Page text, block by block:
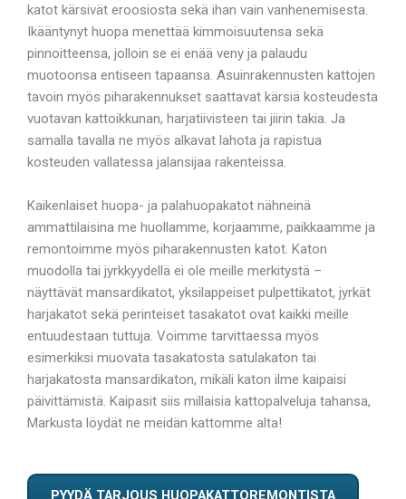
katot kärsivät eroosiosta sekä ihan vain vanhenemisesta.
Ikääntynyt huopa menettää kimmoisuutensa sekä
pinnoitteensa, jolloin se ei enää veny ja palaudu
muotoonsa entiseen tapaansa. Asuinrakennusten kattojen
tavoin myös piharakennukset saattavat kärsiä kosteudesta
vuotavan kattoikkunan, harjatiivisteen tai jiirin takia. Ja
samalla tavalla ne myös alkavat lahota ja rapistua
kosteuden vallatessa jalansijaa rakenteissa.
Kaikenlaiset huopa- ja palahuopakatot nähneinä
ammattilaisina me huollamme, korjaamme, paikkaamme ja
remontoimme myös piharakennusten katot. Katon
muodolla tai jyrkkyydellä ei ole meille merkitystä –
näyttävät mansardikatot, yksilappeiset pulpettikatot, jyrkät
harjakatot sekä perinteiset tasakatot ovat kaikki meille
entuudestaan tuttuja. Voimme tarvittaessa myös
esimerkiksi muovata tasakatosta satulakaton tai
harjakatosta mansardikaton, mikäli katon ilme kaipaisi
päivittämistä. Kaipasit siis millaisia kattopalveluja tahansa,
Markusta löydät ne meidän kattomme alta!
PYYDÄ TARJOUS HUOPAKATTOREMONTISTA